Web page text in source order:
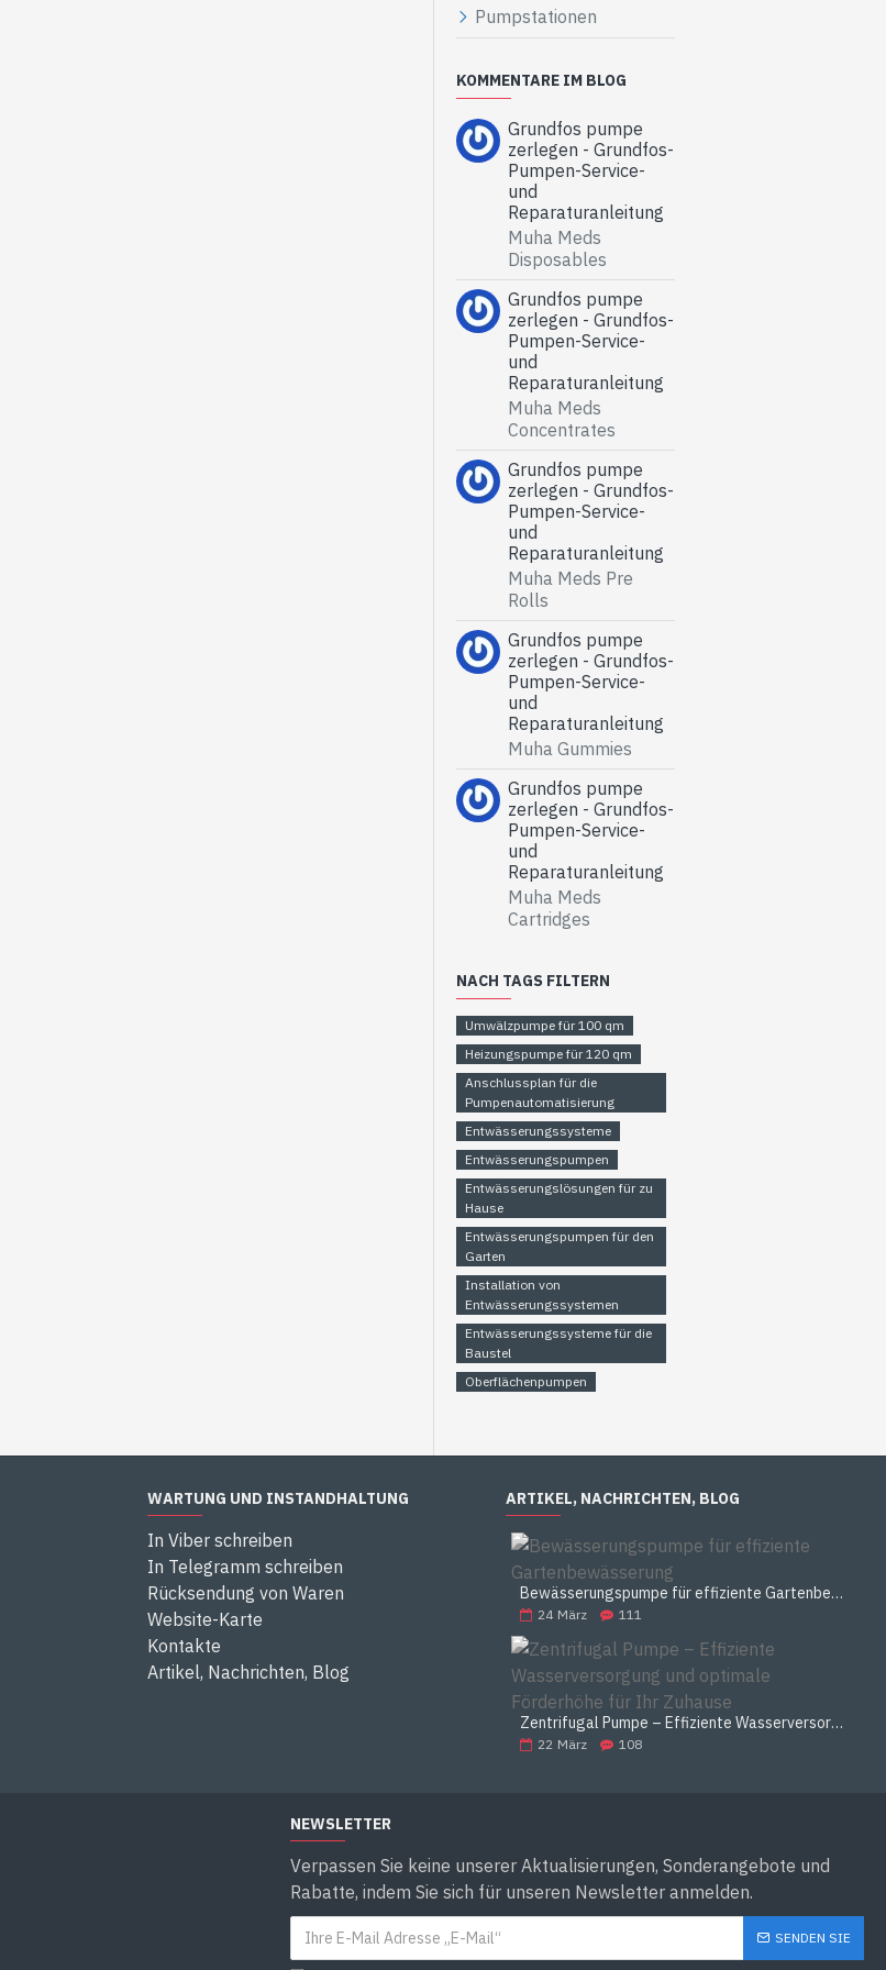
Pumpstationen
KOMMENTARE IM BLOG
Grundfos pumpe
zerlegen - Grundfos-
Pumpen-Service-
und
Reparaturanleitung
Muha Meds
Disposables
Grundfos pumpe
zerlegen - Grundfos-
Pumpen-Service-
und
Reparaturanleitung
Muha Meds
Concentrates
Grundfos pumpe
zerlegen - Grundfos-
Pumpen-Service-
und
Reparaturanleitung
Muha Meds Pre
Rolls
Grundfos pumpe
zerlegen - Grundfos-
Pumpen-Service-
und
Reparaturanleitung
Muha Gummies
Grundfos pumpe
zerlegen - Grundfos-
Pumpen-Service-
und
Reparaturanleitung
Muha Meds
Cartridges
NACH TAGS FILTERN
Umwälzpumpe für 100 qm
Heizungspumpe für 120 qm
Anschlussplan für die
Pumpenautomatisierung
Entwässerungssysteme
Entwässerungspumpen
Entwässerungslösungen für zu
Hause
Entwässerungspumpen für den
Garten
Installation von
Entwässerungssystemen
Entwässerungssysteme für die
Baustel
Oberflächenpumpen
WARTUNG UND INSTANDHALTUNG
In Viber schreiben
In Telegramm schreiben
Rücksendung von Waren
Website-Karte
Kontakte
Artikel, Nachrichten, Blog
ARTIKEL, NACHRICHTEN, BLOG
Bewässerungspumpe für effiziente Gartenbewässerung
24 März 111
Zentrifugal Pumpe – Effiziente Wasserversorgung und optimale Förderhöhe für Ihr Zuhause
22 März 108
NEWSLETTER
Verpassen Sie keine unserer Aktualisierungen, Sonderangebote und
Rabatte, indem Sie sich für unseren Newsletter anmelden.
SENDEN SIE